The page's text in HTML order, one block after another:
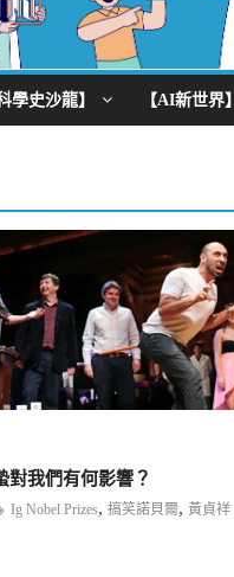
學史沙龍】 【AI新世界】
對我們有何影響？
Ig Nobel Prizes, 搞笑諾貝爾, 黃貞祥